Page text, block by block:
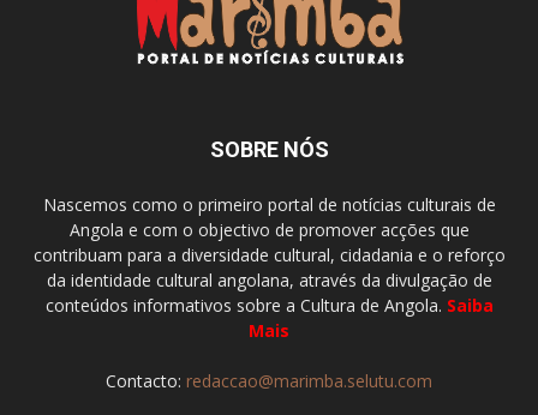
SOBRE NÓS
Nascemos como o primeiro portal de notícias culturais de
Angola e com o objectivo de promover acções que
contribuam para a diversidade cultural, cidadania e o reforço
da identidade cultural angolana, através da divulgação de
conteúdos informativos sobre a Cultura de Angola. Saiba
Mais
Contacto: redaccao@marimba.selutu.com